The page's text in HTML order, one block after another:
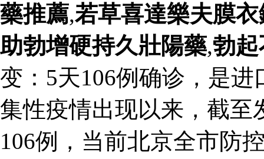
藥推薦,若草喜達樂夫膜衣
助勃增硬持久壯陽藥,勃
变：5天106例确诊，是
集性疫情出现以来，截至
106例，当前北京全市防